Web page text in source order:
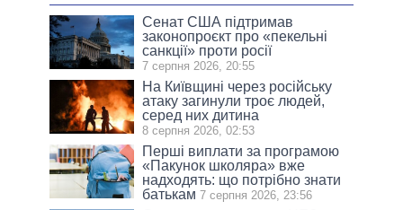
Сенат США підтримав
законопроєкт про «пекельні
санкції» проти росії
7 серпня 2026, 20:55
На Київщині через російську
атаку загинули троє людей,
серед них дитина
8 серпня 2026, 02:53
Перші виплати за програмою
«Пакунок школяра» вже
надходять: що потрібно знати
батькам 7 серпня 2026, 23:56